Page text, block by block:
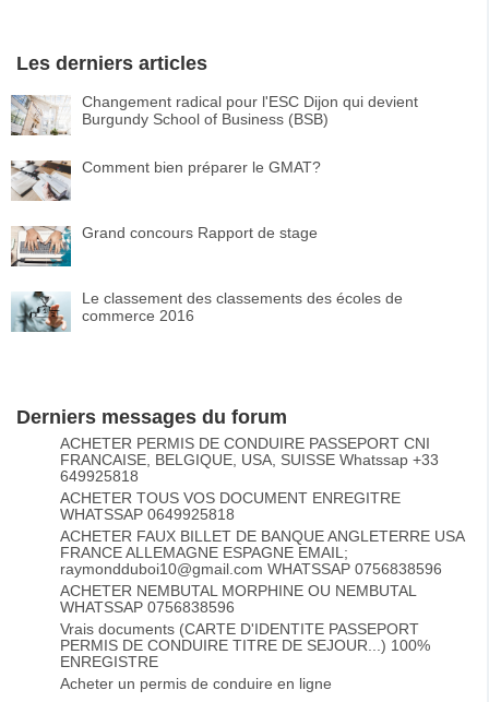
Les derniers articles
Changement radical pour l'ESC Dijon qui devient
Burgundy School of Business (BSB)
Comment bien préparer le GMAT?
Grand concours Rapport de stage
Le classement des classements des écoles de
commerce 2016
Derniers messages du forum
ACHETER PERMIS DE CONDUIRE PASSEPORT CNI
FRANCAISE, BELGIQUE, USA, SUISSE Whatssap +33
649925818
ACHETER TOUS VOS DOCUMENT ENREGITRE
WHATSSAP 0649925818
ACHETER FAUX BILLET DE BANQUE ANGLETERRE USA
FRANCE ALLEMAGNE ESPAGNE EMAIL;
raymondduboi10@gmail.com WHATSSAP 0756838596
ACHETER NEMBUTAL MORPHINE OU NEMBUTAL
WHATSSAP 0756838596
Vrais documents (CARTE D'IDENTITE PASSEPORT
PERMIS DE CONDUIRE TITRE DE SEJOUR...) 100%
ENREGISTRE
Acheter un permis de conduire en ligne